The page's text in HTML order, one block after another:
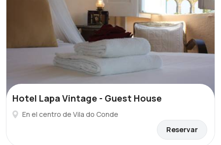
Hotel Lapa Vintage - Guest House
En el centro de Vila do Conde
Reservar